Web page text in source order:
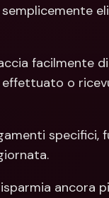
facilmente
o
specifici,
ancora